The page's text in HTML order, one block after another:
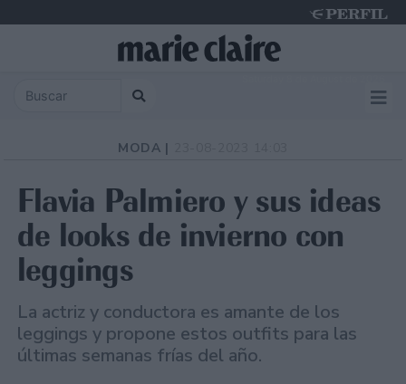
MODA |
Flavia Palmiero y sus ideas
de looks de invierno con
leggings
La actriz y conductora es amante de los
leggings y propone estos outfits para las
últimas semanas frías del año.